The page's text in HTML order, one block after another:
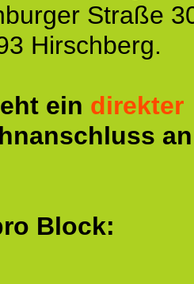
Straße
Hirschberg.
ein direkter
Block: